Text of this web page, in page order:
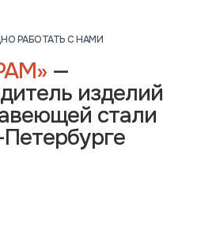
—
изделий
стали
РАБОТАТЬ С НАМИ